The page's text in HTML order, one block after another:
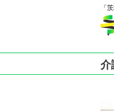
「
介